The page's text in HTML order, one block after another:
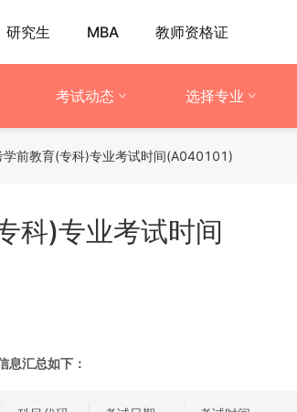
研究生 MBA 教师资格证
考试动态 选择专业
前教育(专科)专业考试时间(A040101)
科)专业考试时间
汇总如下：